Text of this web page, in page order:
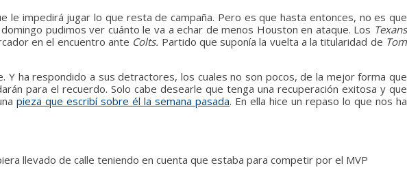
le impedirá jugar lo que resta de campaña. Pero es que hasta entonces, no es que
pudimos ver cuánto le va a echar de menos Houston en ataque. Los Texans
en el encuentro ante Colts. Partido que suponía la vuelta a la titularidad de Tom
Y ha respondido a sus detractores, los cuales no son pocos, de la mejor forma que
para el recuerdo. Solo cabe desearle que tenga una recuperación exitosa y que
pieza que escribí sobre él la semana pasada. En ella hice un repaso lo que nos ha
llevado de calle teniendo en cuenta que estaba para competir por el MVP